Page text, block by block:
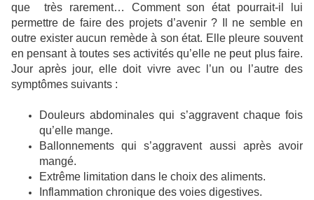
que
très rarement… Comment son état pourrait-il lui
permettre de faire des projets d’avenir ? Il ne semble en
outre exister aucun remède à son état. Elle pleure souvent
en pensant à toutes ses activités qu’elle ne peut plus faire.
Jour après jour, elle doit vivre avec l’un ou l’autre des
symptômes suivants :
Douleurs abdominales qui s’aggravent chaque fois
qu’elle mange.
Ballonnements qui s’aggravent aussi après avoir
mangé.
Extrême limitation dans le choix des aliments.
Inflammation chronique des voies digestives.